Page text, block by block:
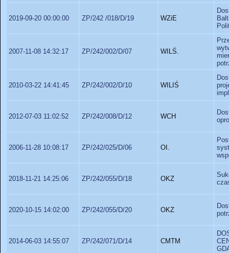
2019-09-20 00:00:00 ZP/242 /018/D/19 WZiE
2007-11-08 14:32:17 ZP/242/002/D/07 WILŚ.
2010-03-22 14:41:45 ZP/242/002/D/10 WILIŚ
2012-07-03 11:02:52 ZP/242/008/D/12 WCH
2006-11-28 10:08:17 ZP/242/025/D/06 OI.
2018-11-21 14:25:06 ZP/242/055/D/18 OKZ
2020-10-15 14:02:00 ZP/242/055/D/20 OKZ
2014-06-03 14:55:07 ZP/242/071/D/14 CMTM